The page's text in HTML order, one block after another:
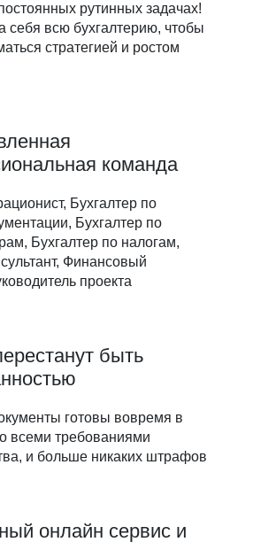
рутинных задачах!
себя всю бухгалтерию, чтобы
стратегией и ростом
команда
Бухгалтер по
Бухгалтер по
Бухгалтер по налогам,
Финансовый
проекта
быть
готовы вовремя в
всеми требованиями
и больше никаких штрафов
онлайн сервис и